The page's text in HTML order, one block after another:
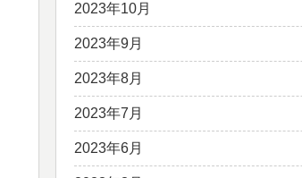
2023年10月
2023年9月
2023年8月
2023年7月
2023年6月